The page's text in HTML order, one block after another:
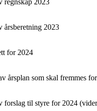
årsberetning 2023
for 2024
årsplan som skal fremmes
forslag til styre for 2024